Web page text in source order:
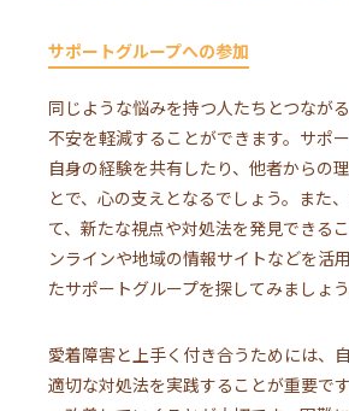
サポートグループへの参加
同じような悩みを持つ人たちとつなが
不安を軽減することができます。サポー
自身の経験を共有したり、他者からの
とで、心の支えとなるでしょう。また
て、新たな視点や対処法を発見できる
ンラインや地域の情報サイトなどを活
たサポートグループを探してみましょう
愛着障害と上手く付き合うためには、
適切な対処法を実践することが重要で